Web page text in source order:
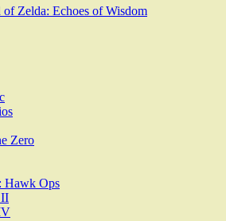
of Zelda: Echoes of Wisdom
Zero
Hawk Ops
II